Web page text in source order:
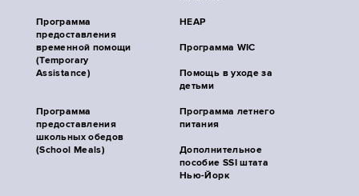
Программа
предоставления
временной помощи
(Temporary
Assistance)
HEAP
Программа WIC
Помощь в уходе за
детьми
Программа
предоставления
школьных обедов
(School Meals)
Программа летнего
питания
Дополнительное
пособие SSI штата
Нью-Йорк